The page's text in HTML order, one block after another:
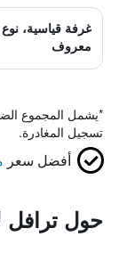
غرفة قياسية،
معروف
*يشمل المجموع
تسجيل المغادرة.
أفضل سعر
حول ترافل